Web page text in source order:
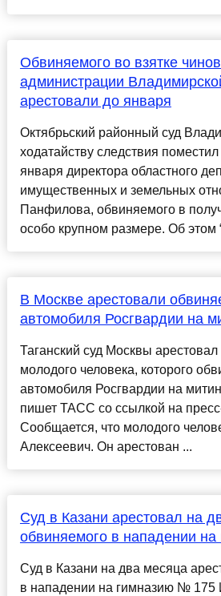
Обвиняемого во взятке
администрации
арестовали до января
Октябрьский районный суд
ходатайству следствия
января директора областного
имущественных и земельных
Панфилова, обвиняемого в
особо крупном размере. Об этом
В Москве арестовали
автомобиля Росгвардии на
Таганский суд Москвы арестовал
молодого человека, которого
автомобиля Росгвардии на
пишет ТАСС со ссылкой на
Сообщается, что молодого
Алексеевич. Он арестован ...
Суд в Казани арестовал на
обвиняемого в нападении на
Суд в Казани на два месяца
в нападении на гимназию № 175